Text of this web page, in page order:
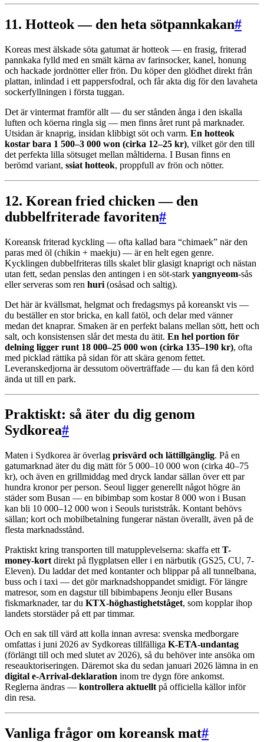
11. Hotteok — den heta sötpannkakan#
Koreas mest älskade söta gatumat är hotteok — en frasig, friterad
pannkaka fylld med en smält kärna av farinsocker, kanel, honung
och hackade jordnötter eller frön. Du köper den glödhet direkt från
plattan, inlindad i ett pappersfodral, och får akta dig för den lavaheta
sockerfyllningen i första tuggan.
Det är vintermat framför allt — du ser stånden ånga i den iskalla
luften och köerna ringla sig — men finns året runt på marknader.
Utsidan är knaprig, insidan klibbigt söt och varm. En hotteok
kostar bara 1 500–3 000 won (cirka 12–25 kr), vilket gör den till
det perfekta lilla sötsuget mellan måltiderna. I Busan finns en
berömd variant, ssiat hotteok, proppfull av frön och nötter.
12. Korean fried chicken — den
dubbelfriterade favoriten#
Koreansk friterad kyckling — ofta kallad bara “chimaek” när den
paras med öl (chikin + maekju) — är en helt egen genre.
Kycklingen dubbelfriteras tills skalet blir glasigt knaprigt och nästan
utan fett, sedan penslas den antingen i en söt-stark yangnyeom-sås
eller serveras som ren huri (osåsad och saltig).
Det här är kvällsmat, helgmat och fredagsmys på koreanskt vis —
du beställer en stor bricka, en kall fatöl, och delar med vänner
medan det knaprar. Smaken är en perfekt balans mellan sött, hett och
salt, och konsistensen slår det mesta du ätit. En hel portion för
delning ligger runt 18 000–25 000 won (cirka 135–190 kr), ofta
med picklad rättika på sidan för att skära genom fettet.
Leveranskedjorna är dessutom oöverträffade — du kan få den körd
ända ut till en park.
Praktiskt: så äter du dig genom
Sydkorea#
Maten i Sydkorea är överlag prisvärd och lättillgänglig. På en
gatumarknad äter du dig mätt för 5 000–10 000 won (cirka 40–75
kr), och även en grillmiddag med dryck landar sällan över ett par
hundra kronor per person. Seoul ligger generellt något högre än
städer som Busan — en bibimbap som kostar 8 000 won i Busan
kan bli 10 000–12 000 won i Seouls turiststråk. Kontant behövs
sällan; kort och mobilbetalning fungerar nästan överallt, även på de
flesta marknadsstånd.
Praktiskt kring transporten till matupplevelserna: skaffa ett T-
money-kort direkt på flygplatsen eller i en närbutik (GS25, CU, 7-
Eleven). Du laddar det med kontanter och blippar på all tunnelbana,
buss och i taxi — det gör marknadshoppandet smidigt. För längre
matresor, som en dagstur till bibimbapens Jeonju eller Busans
fiskmarknader, tar du KTX-höghastighetståget, som kopplar ihop
landets storstäder på ett par timmar.
Och en sak till värd att kolla innan avresa: svenska medborgare
omfattas i juni 2026 av Sydkoreas tillfälliga K-ETA-undantag
(förlängt till och med slutet av 2026), så du behöver inte ansöka om
reseauktoriseringen. Däremot ska du sedan januari 2026 lämna in en
digital e-Arrival-deklaration inom tre dygn före ankomst.
Reglerna ändras — kontrollera aktuellt på officiella källor inför
din resa.
Vanliga frågor om koreansk mat#